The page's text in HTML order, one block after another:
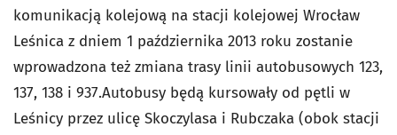
komunikacją kolejową na stacji kolejowej Wrocław
Leśnica z dniem 1 października 2013 roku zostanie
wprowadzona też zmiana trasy linii autobusowych 123,
137, 138 i 937.Autobusy będą kursowały od pętli w
Leśnicy przez ulicę Skoczylasa i Rubczaka (obok stacji